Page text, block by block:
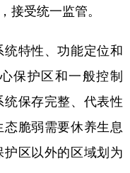
接受统一监管。
特性、功能定位和
保护区和一般控制
保存完整、代表性
脆弱需要休养生息
区以外的区域划为